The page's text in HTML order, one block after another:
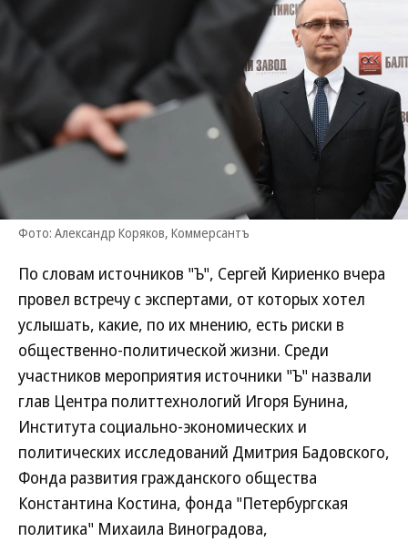
Фото: Александр Коряков, Коммерсантъ
По словам источников "Ъ", Сергей Кириенко вчера
провел встречу с экспертами, от которых хотел
услышать, какие, по их мнению, есть риски в
общественно-политической жизни. Среди
участников мероприятия источники "Ъ" назвали
глав Центра политтехнологий Игоря Бунина,
Института социально-экономических и
политических исследований Дмитрия Бадовского,
Фонда развития гражданского общества
Константина Костина, фонда "Петербургская
политика" Михаила Виноградова,